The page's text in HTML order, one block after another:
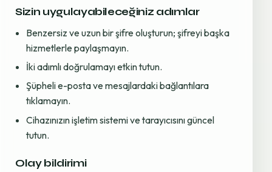
Sizin uygulayabileceğiniz adımlar
Benzersiz ve uzun bir şifre oluşturun; şifreyi başka
hizmetlerle paylaşmayın.
İki adımlı doğrulamayı etkin tutun.
Şüpheli e-posta ve mesajlardaki bağlantılara
tıklamayın.
Cihazınızın işletim sistemi ve tarayıcısını güncel
tutun.
Olay bildirimi